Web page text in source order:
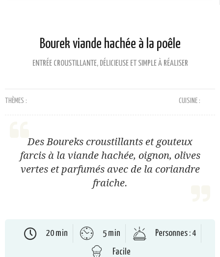
Bourek viande hachée à la poêle
ENTRÉE CROUSTILLANTE, DÉLICIEUSE ET SIMPLE À RÉALISER
THÈMES : CUISINE :
Des Boureks croustillants et gouteux
farcis à la viande hachée, oignon, olives
vertes et parfumés avec de la coriandre
fraiche.
20 min 5 min
Personnes : 4
Facile